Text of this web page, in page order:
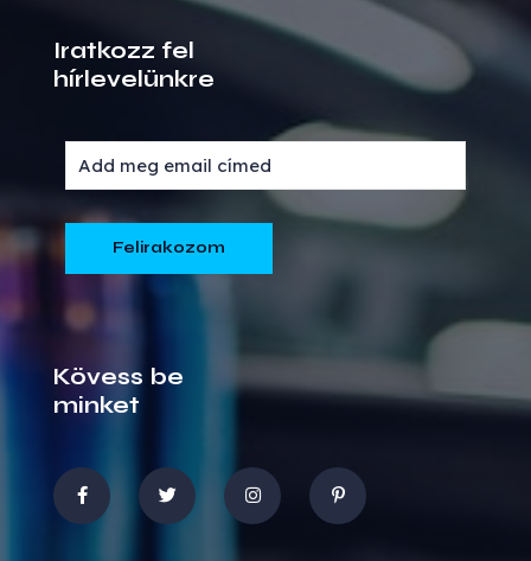
Iratkozz fel
hírlevelünkre
Kövess be
minket